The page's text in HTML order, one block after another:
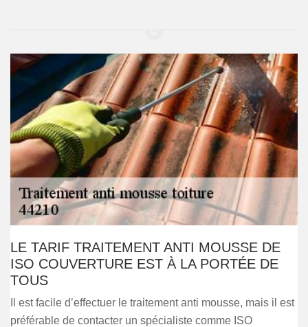
LE TARIF TRAITEMENT ANTI MOUSSE DE
ISO COUVERTURE EST À LA PORTÉE DE
TOUS
Il est facile d’effectuer le traitement anti mousse, mais il est
préférable de contacter un spécialiste comme ISO